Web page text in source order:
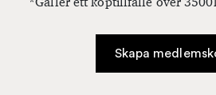
Skapa